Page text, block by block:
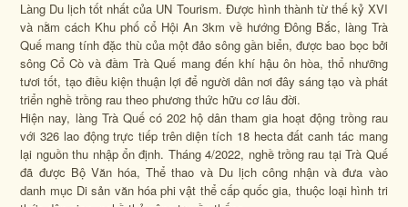
Làng Du lịch tốt nhất của UN Tourism. Được hình thành từ thế kỷ XVI
và nằm cách Khu phố cổ Hội An 3km về hướng Đông Bắc, làng Trà
Quế mang tính đặc thù của một đảo sông gần biển, được bao bọc bởi
sông Cổ Cò và đầm Trà Quế mang đến khí hậu ôn hòa, thổ nhưỡng
tươi tốt, tạo điều kiện thuận lợi để người dân nơi đây sáng tạo và phát
triển nghề trồng rau theo phương thức hữu cơ lâu đời.
Hiện nay, làng Trà Quế có 202 hộ dân tham gia hoạt động trồng rau
với 326 lao động trực tiếp trên diện tích 18 hecta đất canh tác mang
lại nguồn thu nhập ổn định. Tháng 4/2022, nghề trồng rau tại Trà Quế
đã được Bộ Văn hóa, Thể thao và Du lịch công nhận và đưa vào
danh mục Di sản văn hóa phi vật thể cấp quốc gia, thuộc loại hình tri